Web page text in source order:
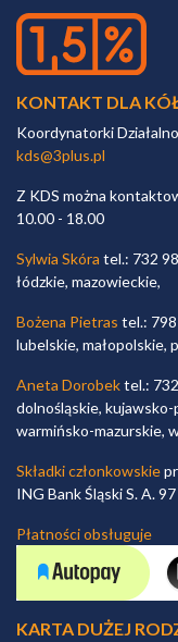
KONTAKT DLA
Koordynatorki
kds@3plus.pl
Z KDS można
10.00 - 18.00
Sylwia Skóra tel.: 732
łódzkie, mazowieckie,
Bożena Pietras tel.:
lubelskie, małopolskie,
Aneta Dorobektel.:
dolnośląskie,
warmińsko-mazurskie,
Składki członkowskie
ING Bank Śląski S. A.
Płatności obsługuje
KARTA DUŻEJ